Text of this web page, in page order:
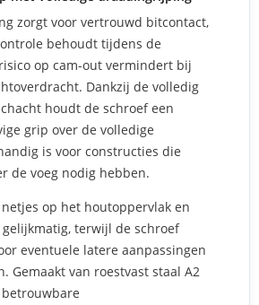
zorgt voor vertrouwd bitcontact,
behoudt tijdens de
op cam-out vermindert bij
Dankzij de volledig
houdt de schroef een
grip over de volledige
is voor constructies die
de voeg nodig hebben.
op het houtoppervlak en
terwijl de schroef
eventuele latere aanpassingen
Gemaakt van roestvast staal A2